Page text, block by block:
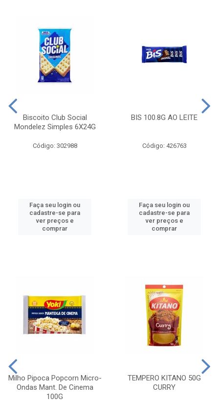
Biscoito Club Social
Mondelez Simples 6X24G
Código: 302988
Faça seu login ou
cadastre-se para
ver preços e
comprar
BIS 100.8G AO LEITE
Código: 426763
Faça seu login ou
cadastre-se para
ver preços e
comprar
Milho Pipoca Popcorn Micro-
Ondas Mant. De Cinema
100G
TEMPERO KITANO 50G
CURRY